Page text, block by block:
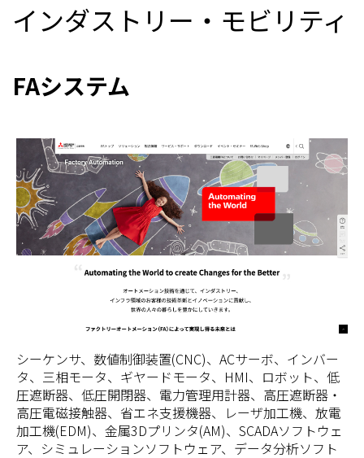
インダストリー・モビリティ
FAシステム
シーケンサ、数値制御装置(CNC)、ACサーボ、インバー
タ、三相モータ、ギヤードモータ、HMI、ロボット、低
圧遮断器、低圧開閉器、電力管理用計器、高圧遮断器・
高圧電磁接触器、省エネ支援機器、レーザ加工機、放電
加工機(EDM)、金属3Dプリンタ(AM)、SCADAソフトウェ
ア、シミュレーションソフトウェア、データ分析ソフト